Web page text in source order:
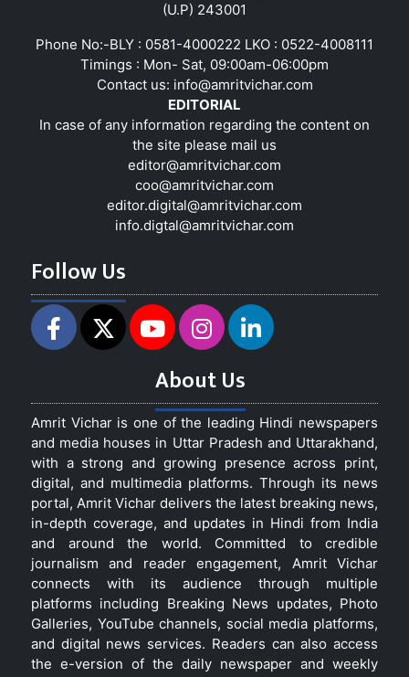
(U.P) 243001
Phone No:-BLY : 0581-4000222 LKO : 0522-4008111
Timings : Mon- Sat, 09:00am-06:00pm
Contact us: info@amritvichar.com
EDITORIAL
In case of any information regarding the content on
the site please mail us
editor@amritvichar.com
coo@amritvichar.com
editor.digital@amritvichar.com
info.digtal@amritvichar.com
Follow Us
About Us
Amrit Vichar is one of the leading Hindi newspapers
and media houses in Uttar Pradesh and Uttarakhand,
with a strong and growing presence across print,
digital, and multimedia platforms. Through its news
portal, Amrit Vichar delivers the latest breaking news,
in-depth coverage, and updates in Hindi from India
and around the world. Committed to credible
journalism and reader engagement, Amrit Vichar
connects with its audience through multiple
platforms including Breaking News updates, Photo
Galleries, YouTube channels, social media platforms,
and digital news services. Readers can also access
the e-version of the daily newspaper and weekly